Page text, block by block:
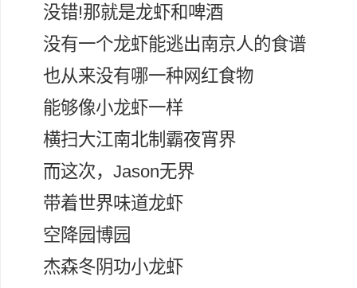
没错!那就是龙虾和啤酒
没有一个龙虾能逃出南京人的食谱
也从来没有哪一种网红食物
能够像小龙虾一样
横扫大江南北制霸夜宵界
而这次，Jason无界
带着世界味道龙虾
空降园博园
杰森冬阴功小龙虾